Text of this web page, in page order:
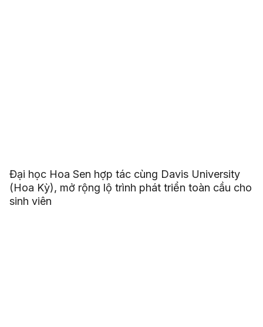
Đại học Hoa Sen hợp tác cùng Davis University
(Hoa Kỳ), mở rộng lộ trình phát triển toàn cầu cho
sinh viên